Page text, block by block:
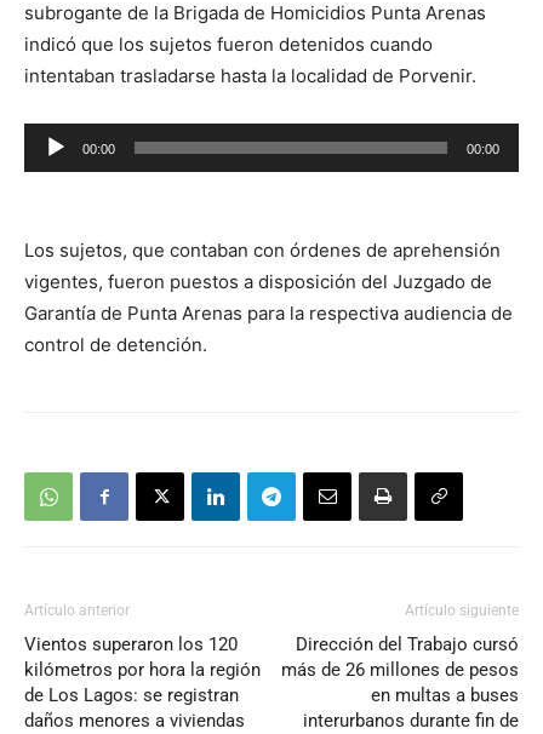
subrogante de la Brigada de Homicidios Punta Arenas
indicó que los sujetos fueron detenidos cuando
intentaban trasladarse hasta la localidad de Porvenir.
Reproductor
de
00:00 00:00
Los sujetos, que contaban con órdenes de aprehensión
vigentes, fueron puestos a disposición del Juzgado de
Garantía de Punta Arenas para la respectiva audiencia de
control de detención.
Artículo anterior
Vientos superaron los 120
kilómetros por hora la región
de Los Lagos: se registran
daños menores a viviendas
Artículo siguiente
Dirección del Trabajo cursó
más de 26 millones de pesos
en multas a buses
interurbanos durante fin de